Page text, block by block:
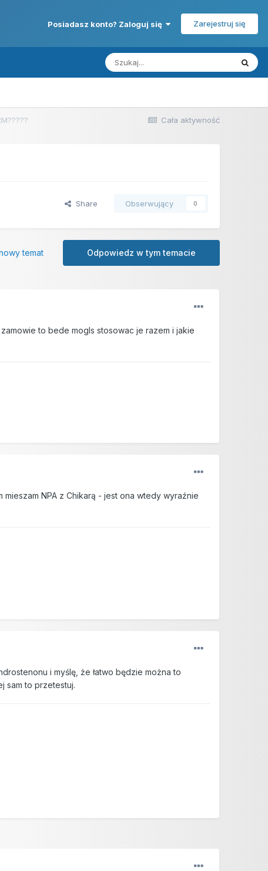
Posiadasz konto? Zaloguj się Zarejestruj się
Cała aktywność
Share Obserwujący 0
Odpowiedz w tym temacie
temat
to bede mogls stosowac je razem i jakie
mieszam NPA z Chikarą - jest ona wtedy wyraźnie
i myślę, że łatwo będzie można to
sam to przetestuj.